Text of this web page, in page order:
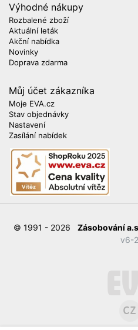
Výhodné nákupy
Rozbalené zboží
Aktuální leták
Akční nabídka
Novinky
Doprava zdarma
Můj účet zákazníka
Moje EVA.cz
Stav objednávky
Nastavení
Zasílání nabídek
© 1991 - 2026 Zásobování
v6-